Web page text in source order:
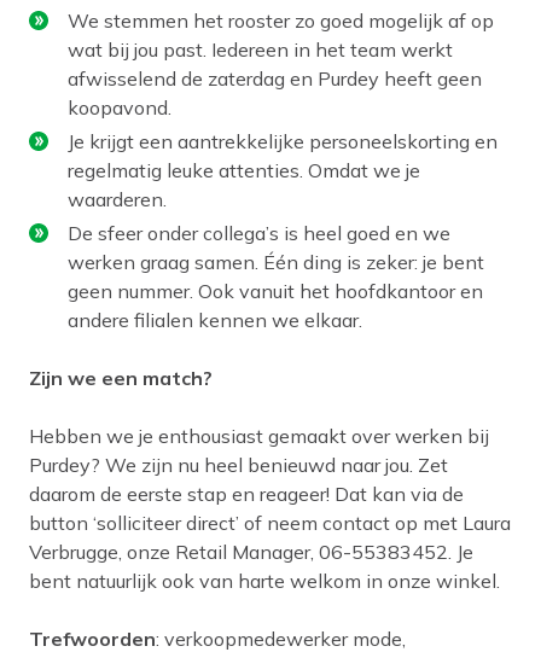
We stemmen het rooster zo goed mogelijk af op
wat bij jou past. Iedereen in het team werkt
afwisselend de zaterdag en Purdey heeft geen
koopavond.
Je krijgt een aantrekkelijke personeelskorting en
regelmatig leuke attenties. Omdat we je
waarderen.
De sfeer onder collega’s is heel goed en we
werken graag samen. Één ding is zeker: je bent
geen nummer. Ook vanuit het hoofdkantoor en
andere filialen kennen we elkaar.
Zijn we een match?
Hebben we je enthousiast gemaakt over werken bij
Purdey? We zijn nu heel benieuwd naar jou. Zet
daarom de eerste stap en reageer! Dat kan via de
button ‘solliciteer direct’ of neem contact op met Laura
Verbrugge, onze Retail Manager, 06-55383452. Je
bent natuurlijk ook van harte welkom in onze winkel.
Trefwoorden: verkoopmedewerker mode,